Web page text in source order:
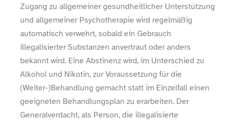
Zugang zu allgemeiner gesundheitlicher Unterstützung
und allgemeiner Psychotherapie wird regelmäßig
automatisch verwehrt, sobald ein Gebrauch
illegalisierter Substanzen anvertraut oder anders
bekannt wird. Eine Abstinenz wird, im Unterschied zu
Alkohol und Nikotin, zur Voraussetzung für die
(Weiter-)Behandlung gemacht statt im Einzelfall einen
geeigneten Behandlungsplan zu erarbeiten. Der
Generalverdacht, als Person, die illegalisierte